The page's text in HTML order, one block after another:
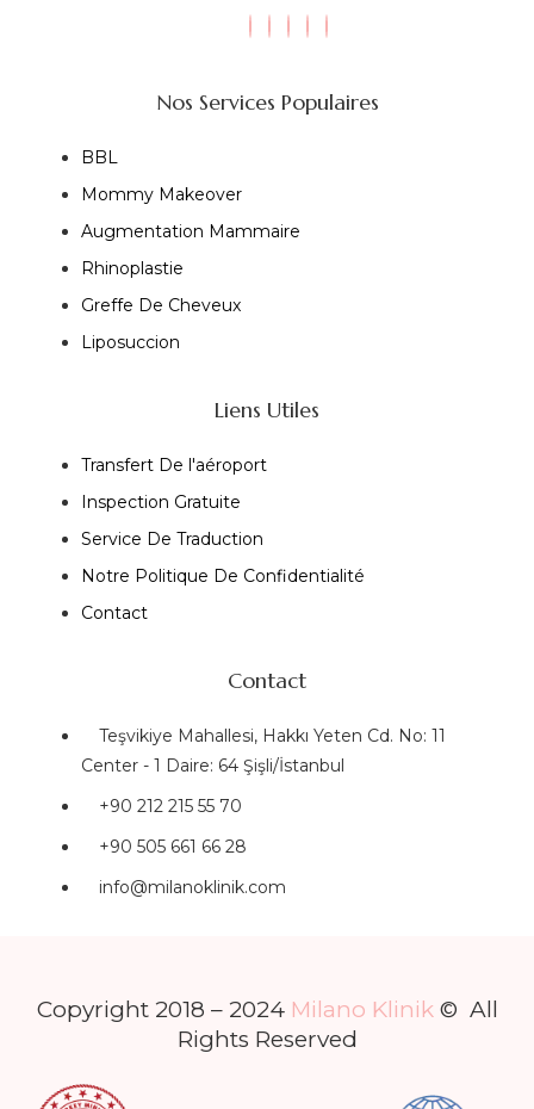
Nos Services Populaires
BBL
Mommy Makeover
Augmentation Mammaire
Rhinoplastie
Greffe De Cheveux
Liposuccion
Liens Utiles
Transfert De l'aéroport
Inspection Gratuite
Service De Traduction
Notre Politique De Confidentialité
Contact
Contact
Teşvikiye Mahallesi, Hakkı Yeten Cd. No: 11
Center - 1 Daire: 64 Şişli/İstanbul
+90 212 215 55 70
+90 505 661 66 28
info@milanoklinik.com
Copyright 2018 – 2024 Milano Klinik© All
Rights Reserved